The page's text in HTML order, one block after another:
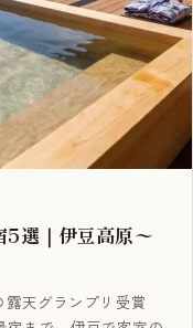
5選｜伊豆高原〜
露天グランプリ受賞